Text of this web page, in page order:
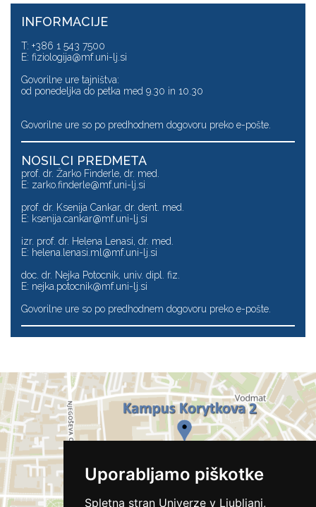
Uporabljamo piškotke
Spletna stran Univerze v Ljubljani,
INFORMACIJE
T: +386 1 543 7500
E: fiziologija@mf.uni-lj.si
Govorilne ure tajništva:
od ponedeljka do petka med 9.30 in 10.30
Govorilne ure so po predhodnem dogovoru preko e-pošte.
NOSILCI PREDMETA
prof. dr. Žarko Finderle, dr. med.
E: zarko.finderle@mf.uni-lj.si
prof. dr. Ksenija Cankar, dr. dent. med.
E: ksenija.cankar@mf.uni-lj.si
izr. prof. dr. Helena Lenasi, dr. med.
E: helena.lenasi.ml@mf.uni-lj.si
doc. dr. Nejka Potocnik, univ. dipl. fiz.
E: nejka.potocnik@mf.uni-lj.si
Govorilne ure so po predhodnem dogovoru preko e-pošte.